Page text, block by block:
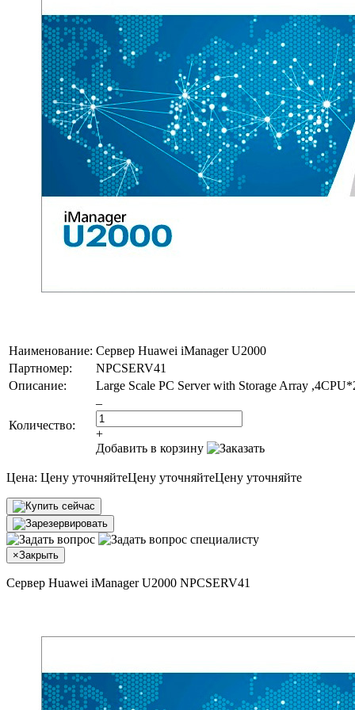
Наименование: Сервер Huawei iManager U2000
Партномер:
NPCSERV41
Описание:
Large Scale PC Server with Storage Array
Количество:
–
+
Добавить в корзину
Цена: Цену уточняйтеЦену уточняйтеЦену уточняйте
×Закрыть
Сервер Huawei iManager U2000 NPCSERV41